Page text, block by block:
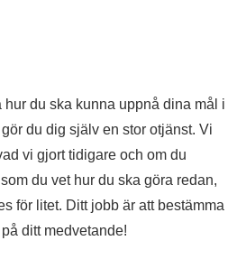
hur du ska kunna uppnå dina mål i
du dig själv en stor otjänst. Vi
vi gjort tidigare och om du
du vet hur du ska göra redan,
för litet. Ditt jobb är att bestämma
ditt medvetande!